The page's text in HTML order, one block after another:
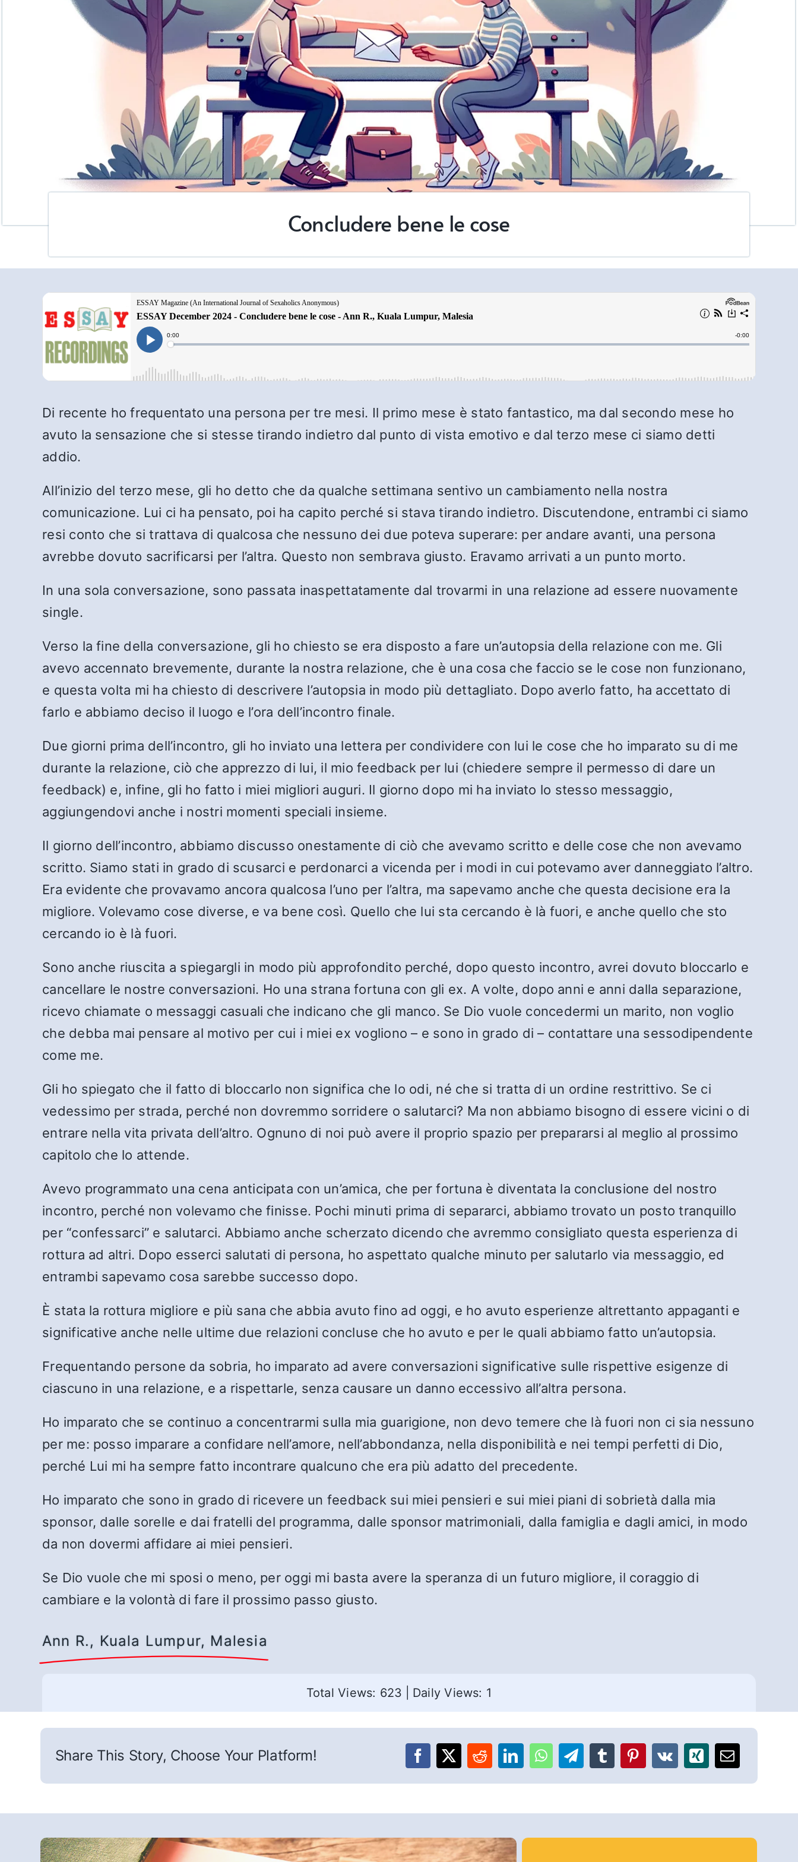
Concludere bene le cose
Di recente ho frequentato una persona per tre mesi. Il primo mese è stato fantastico, ma dal secondo mese ho
avuto la sensazione che si stesse tirando indietro dal punto di vista emotivo e dal terzo mese ci siamo detti
addio.
All’inizio del terzo mese, gli ho detto che da qualche settimana sentivo un cambiamento nella nostra
comunicazione. Lui ci ha pensato, poi ha capito perché si stava tirando indietro. Discutendone, entrambi ci siamo
resi conto che si trattava di qualcosa che nessuno dei due poteva superare: per andare avanti, una persona
avrebbe dovuto sacrificarsi per l’altra. Questo non sembrava giusto. Eravamo arrivati a un punto morto.
In una sola conversazione, sono passata inaspettatamente dal trovarmi in una relazione ad essere nuovamente
single.
Verso la fine della conversazione, gli ho chiesto se era disposto a fare un’autopsia della relazione con me. Gli
avevo accennato brevemente, durante la nostra relazione, che è una cosa che faccio se le cose non funzionano,
e questa volta mi ha chiesto di descrivere l’autopsia in modo più dettagliato. Dopo averlo fatto, ha accettato di
farlo e abbiamo deciso il luogo e l’ora dell’incontro finale.
Due giorni prima dell’incontro, gli ho inviato una lettera per condividere con lui le cose che ho imparato su di me
durante la relazione, ciò che apprezzo di lui, il mio feedback per lui (chiedere sempre il permesso di dare un
feedback) e, infine, gli ho fatto i miei migliori auguri. Il giorno dopo mi ha inviato lo stesso messaggio,
aggiungendovi anche i nostri momenti speciali insieme.
Il giorno dell’incontro, abbiamo discusso onestamente di ciò che avevamo scritto e delle cose che non avevamo
scritto. Siamo stati in grado di scusarci e perdonarci a vicenda per i modi in cui potevamo aver danneggiato l’altro.
Era evidente che provavamo ancora qualcosa l’uno per l’altra, ma sapevamo anche che questa decisione era la
migliore. Volevamo cose diverse, e va bene così. Quello che lui sta cercando è là fuori, e anche quello che sto
cercando io è là fuori.
Sono anche riuscita a spiegargli in modo più approfondito perché, dopo questo incontro, avrei dovuto bloccarlo e
cancellare le nostre conversazioni. Ho una strana fortuna con gli ex. A volte, dopo anni e anni dalla separazione,
ricevo chiamate o messaggi casuali che indicano che gli manco. Se Dio vuole concedermi un marito, non voglio
che debba mai pensare al motivo per cui i miei ex vogliono – e sono in grado di – contattare una sessodipendente
come me.
Gli ho spiegato che il fatto di bloccarlo non significa che lo odi, né che si tratta di un ordine restrittivo. Se ci
vedessimo per strada, perché non dovremmo sorridere o salutarci? Ma non abbiamo bisogno di essere vicini o di
entrare nella vita privata dell’altro. Ognuno di noi può avere il proprio spazio per prepararsi al meglio al prossimo
capitolo che lo attende.
Avevo programmato una cena anticipata con un’amica, che per fortuna è diventata la conclusione del nostro
incontro, perché non volevamo che finisse. Pochi minuti prima di separarci, abbiamo trovato un posto tranquillo
per “confessarci” e salutarci. Abbiamo anche scherzato dicendo che avremmo consigliato questa esperienza di
rottura ad altri. Dopo esserci salutati di persona, ho aspettato qualche minuto per salutarlo via messaggio, ed
entrambi sapevamo cosa sarebbe successo dopo.
È stata la rottura migliore e più sana che abbia avuto fino ad oggi, e ho avuto esperienze altrettanto appaganti e
significative anche nelle ultime due relazioni concluse che ho avuto e per le quali abbiamo fatto un’autopsia.
Frequentando persone da sobria, ho imparato ad avere conversazioni significative sulle rispettive esigenze di
ciascuno in una relazione, e a rispettarle, senza causare un danno eccessivo all’altra persona.
Ho imparato che se continuo a concentrarmi sulla mia guarigione, non devo temere che là fuori non ci sia nessuno
per me: posso imparare a confidare nell’amore, nell’abbondanza, nella disponibilità e nei tempi perfetti di Dio,
perché Lui mi ha sempre fatto incontrare qualcuno che era più adatto del precedente.
Ho imparato che sono in grado di ricevere un feedback sui miei pensieri e sui miei piani di sobrietà dalla mia
sponsor, dalle sorelle e dai fratelli del programma, dalle sponsor matrimoniali, dalla famiglia e dagli amici, in modo
da non dovermi affidare ai miei pensieri.
Se Dio vuole che mi sposi o meno, per oggi mi basta avere la speranza di un futuro migliore, il coraggio di
cambiare e la volontà di fare il prossimo passo giusto.
Ann R., Kuala Lumpur, Malesia
Total Views: 623 Daily Views: 1
Share This Story, Choose Your Platform!